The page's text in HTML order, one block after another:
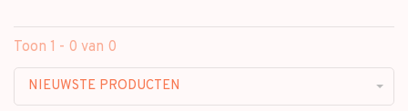
Toon 1 - 0 van 0
NIEUWSTE PRODUCTEN